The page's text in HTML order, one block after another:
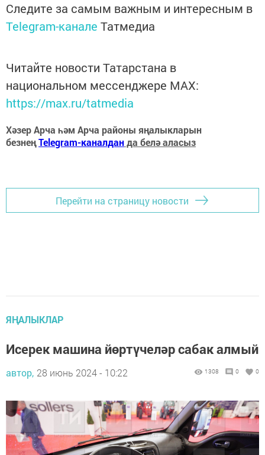
Следите за самым важным и интересным в
Telegram-канале Татмедиа
Читайте новости Татарстана в
национальном мессенджере MАХ:
https://max.ru/tatmedia
Хәзер Арча һәм Арча районы яңалыкларын
безнеңTelegram-каналданда белә аласыз
Перейти на страницу новости
ЯҢАЛЫКЛАР
Исерек машина йөртүчеләр сабак алмый
автор, 28 июнь 2024 - 10:22 1308 0 0